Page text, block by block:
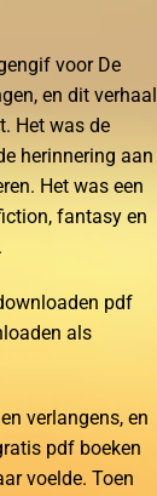
voor De
en dit verhaal
Het was de
herinnering aan
Het was een
fantasy en
pdf
als
verlangens, en
pdf boeken
voelde. Toen